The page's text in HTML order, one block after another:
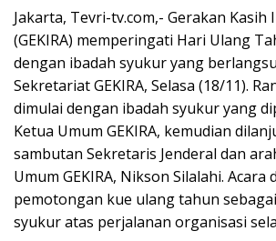
Jakarta, Tevri-tv.com,- Gerakan Kasih
(GEKIRA) memperingati Hari Ulang
dengan ibadah syukur yang
Sekretariat GEKIRA, Selasa (18/11).
dimulai dengan ibadah syukur yang
Ketua Umum GEKIRA, kemudian
sambutan Sekretaris Jenderal dan
Umum GEKIRA, Nikson Silalahi.
pemotongan kue ulang tahun
syukur atas perjalanan organisasi